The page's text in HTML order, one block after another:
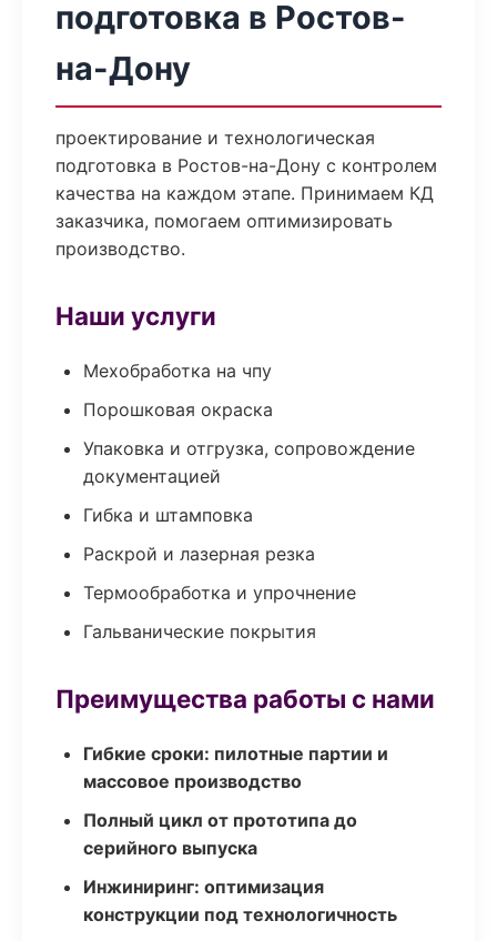
подготовка в Ростов-
на-Дону
проектирование и технологическая
подготовка в Ростов-на-Дону с контролем
качества на каждом этапе. Принимаем КД
заказчика, помогаем оптимизировать
производство.
Наши услуги
Мехобработка на чпу
Порошковая окраска
Упаковка и отгрузка, сопровождение
документацией
Гибка и штамповка
Раскрой и лазерная резка
Термообработка и упрочнение
Гальванические покрытия
Преимущества работы с нами
Гибкие сроки: пилотные партии и
массовое производство
Полный цикл от прототипа до
серийного выпуска
Инжиниринг: оптимизация
конструкции под технологичность